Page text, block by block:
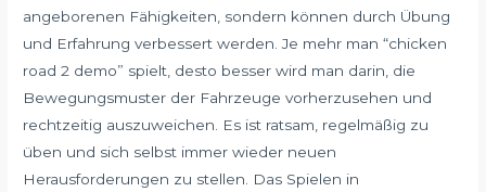
angeborenen Fähigkeiten, sondern können durch Übung
und Erfahrung verbessert werden. Je mehr man “chicken
road 2 demo” spielt, desto besser wird man darin, die
Bewegungsmuster der Fahrzeuge vorherzusehen und
rechtzeitig auszuweichen. Es ist ratsam, regelmäßig zu
üben und sich selbst immer wieder neuen
Herausforderungen zu stellen. Das Spielen in